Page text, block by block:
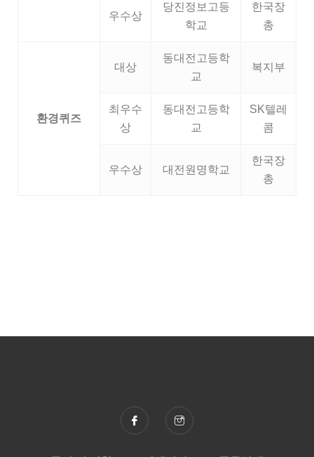
우수상
당진정보고등
학교
한국장
총
환경퀴즈
대상
동대전고등학
교
복지부
최우수
상
동대전고등학
교
SK텔레
콤
우수상 대전원명학교
한국장
총